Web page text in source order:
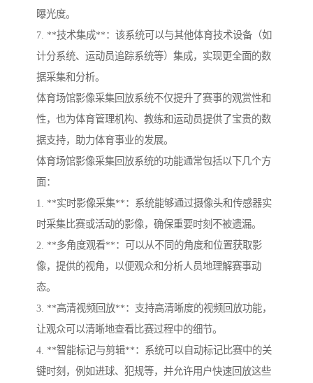
曝光度。
7. **技术集成**：该系统可以与其他体育技术设备（如
计分系统、运动员追踪系统等）集成，实现更全面的数
据采集和分析。
体育场馆影像采集回放系统不仅提升了赛事的观赏性和
性，也为体育管理机构、教练和运动员提供了宝贵的数
据支持，助力体育事业的发展。
体育场馆影像采集回放系统的功能通常包括以下几个方
面：
1. **实时影像采集**：系统能够通过摄像头和传感器实
时采集比赛或活动的影像，确保重要时刻不被遗漏。
2. **多角度观看**：可以从不同的角度和位置获取影
像，提供的视角，以便观众和分析人员地理解赛事动
态。
3. **高清视频回放**：支持高清晰度的视频回放功能，
让观众可以清晰地查看比赛过程中的细节。
4. **智能标记与剪辑**：系统可以自动标记比赛中的关
键时刻，例如进球、犯规等，并允许用户快速回放这些